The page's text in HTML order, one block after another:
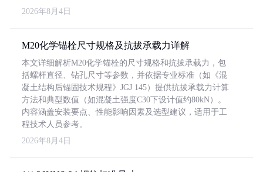
2026年8月4日
M20化学锚栓尺寸规格及抗拔承载力详解
本文详细解析M20化学锚栓的尺寸规格和抗拔承载力，包
括螺杆直径、钻孔尺寸等参数，并依据专业标准（如《混
凝土结构后锚固技术规程》JGJ 145）提供抗拔承载力计算
方法和典型数值（如混凝土强度C30下设计值约80kN）。
内容涵盖安装要点、性能影响因素及选型建议，适用于工
程技术人员参考。
2026年8月4日